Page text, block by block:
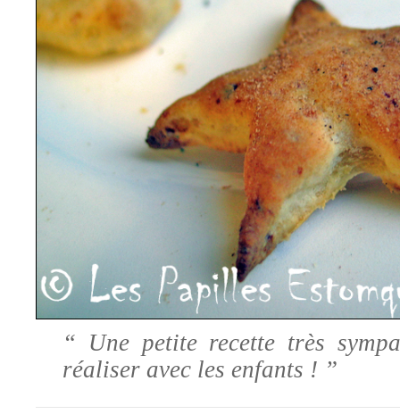
“ Une petite recette très
réaliser avec les enfants ! ”